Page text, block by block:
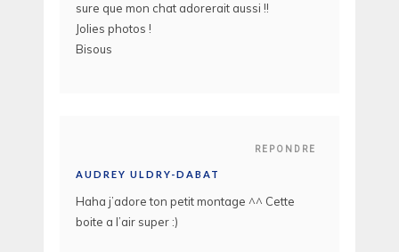
sure que mon chat adorerait aussi !!
Jolies photos !
Bisous
REPONDRE
AUDREY ULDRY-DABAT
Haha j’adore ton petit montage ^^ Cette
boite a l’air super :)